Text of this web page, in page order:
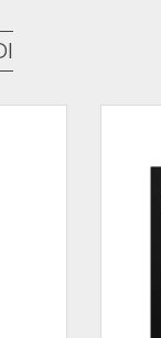
za udobno
koji žele pouzdanu,